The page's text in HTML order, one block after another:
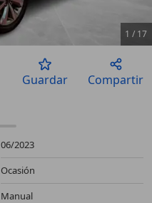
1 / 17
Guardar Compartir
06/2023
Ocasión
Manual